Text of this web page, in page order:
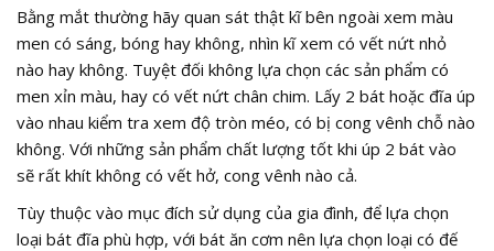
Bằng mắt thường hãy quan sát thật kĩ bên ngoài xem màu
men có sáng, bóng hay không, nhìn kĩ xem có vết nứt nhỏ
nào hay không. Tuyệt đối không lựa chọn các sản phẩm có
men xỉn màu, hay có vết nứt chân chim. Lấy 2 bát hoặc đĩa úp
vào nhau kiểm tra xem độ tròn méo, có bị cong vênh chỗ nào
không. Với những sản phẩm chất lượng tốt khi úp 2 bát vào
sẽ rất khít không có vết hở, cong vênh nào cả.
Tùy thuộc vào mục đích sử dụng của gia đình, để lựa chọn
loại bát đĩa phù hợp, với bát ăn cơm nên lựa chọn loại có đế